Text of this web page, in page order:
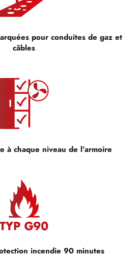
pour conduites de gaz et
câbles
à chaque niveau de l’armoire
incendie 90 minutes